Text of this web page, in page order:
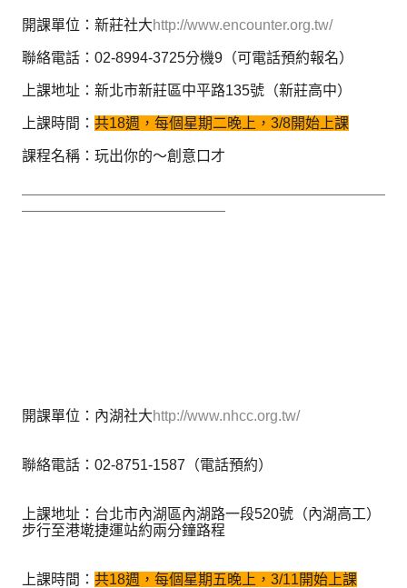
開課單位：新莊社大http://www.encounter.org.tw/
聯絡電話：02-8994-3725分機9（可電話預約報名）
上課地址：新北市新莊區中平路135號（新莊高中）
上課時間： 共18週，每個星期二晚上，3/8開始上課
課程名稱：玩出你的～創意口才
開課單位：內湖社大http://www.nhcc.org.tw/
聯絡電話：02-8751-1587（電話預約）
上課地址：台北市內湖區內湖路一段520號（內湖高工）
步行至港墘捷運站約兩分鐘路程
上課時間： 共18週，每個星期五晚上，3/11開始上課